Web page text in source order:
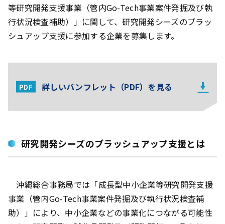
等研究開発支援事業（管内Go-Tech事業案件発掘及び執
行状況検査補助）」に関して、研究開発シーズのブラッ
シュアップ支援に参加する企業を募集します。
詳しいパンフレット（PDF）を見る
研究開発シーズのブラッシュアップ支援とは
沖縄総合事務局では「成長型中小企業等研究開発支援
事業（管内Go-Tech事業案件発掘及び執行状況検査補
助）」により、中小企業などの事業化につながる可能性